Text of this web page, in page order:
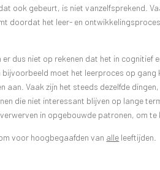
ook gebeurt, is niet vanzelfsprekend.
doordat het leer- en
er dus niet op rekenen dat het in cognitief
bijvoorbeeld moet het leerproces op
aan. Vaak zijn het steeds dezelfde
die niet interessant blijven op lange
in opgebouwde patronen, om te
voor hoogbegaafden van alle leeftijden.